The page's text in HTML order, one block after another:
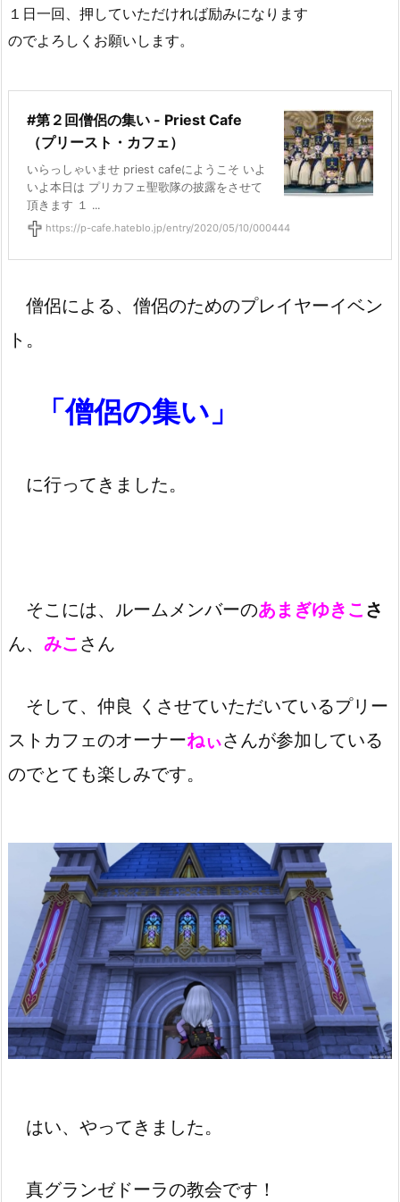
１日一回、押していただければ励みになります
のでよろしくお願いします。
#第２回僧侶の集い - Priest Cafe
（プリースト・カフェ）
いらっしゃいませ priest cafeにようこそ いよ
いよ本日は プリカフェ聖歌隊の披露をさせて
頂きます １ ...
https://p-cafe.hateblo.jp/entry/2020/05/10/000444
僧侶による、僧侶のためのプレイヤーイベン
ト。
「僧侶の集い」
に行ってきました。
そこには、ルームメンバーのあまぎゆきこ さ
ん、 みこ さん
そして、仲良 くさせていただいているプリー
ストカフェのオーナーねぃさんが参加している
のでとても楽しみです。
はい、やってきました。
真グランゼドーラの教会です！